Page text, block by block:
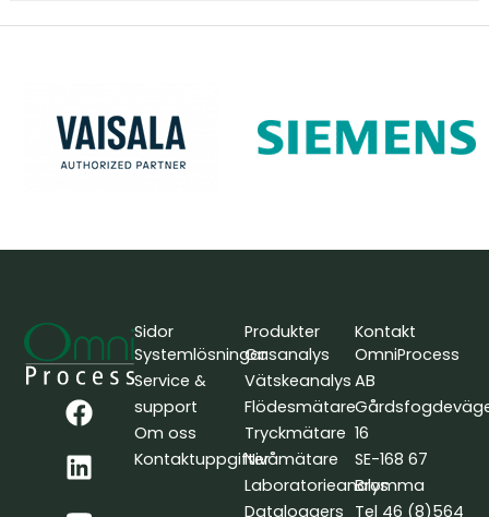
F
a
c
e
b
L
i
n
k
e
Y
o
u
t
u
Sidor
Systemlösningar
Service &
support
Om oss
Kontaktuppgifter
Produkter
Gasanalys
Vätskeanalys
Flödesmätare
Tryckmätare
Nivåmätare
Laboratorieanalys
Dataloggers
Kontakt
OmniProcess
AB
16
SE-168 67
Bromma
Tel 46 (8)564